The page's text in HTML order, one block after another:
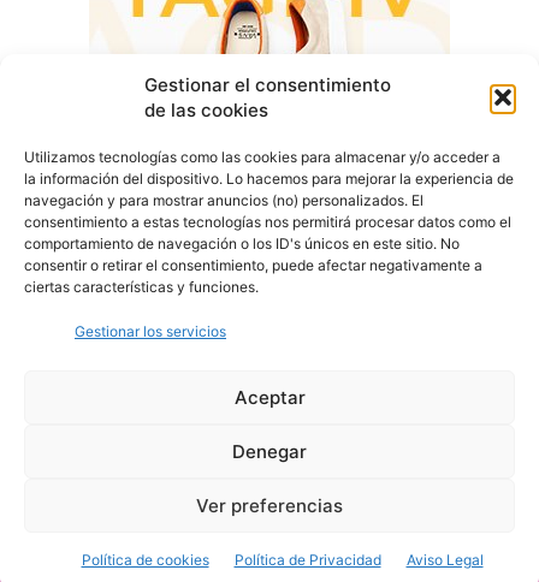
Gestionar el consentimiento
de las cookies
Utilizamos tecnologías como las cookies para almacenar y/o acceder a
la información del dispositivo. Lo hacemos para mejorar la experiencia de
navegación y para mostrar anuncios (no) personalizados. El
consentimiento a estas tecnologías nos permitirá procesar datos como el
comportamiento de navegación o los ID's únicos en este sitio. No
consentir o retirar el consentimiento, puede afectar negativamente a
ciertas características y funciones.
Gestionar los servicios
Aceptar
Denegar
Ver preferencias
Política de cookies Política de Privacidad Aviso Legal